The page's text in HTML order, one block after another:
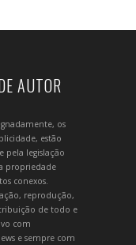
AUTOR
os
estão
pela legislação
propriedade
conexos.
reprodução,
de todo e
com
e sempre com